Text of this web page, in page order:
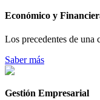
Económico y
Los precedentes de una
Saber más
Gestión Empresarial